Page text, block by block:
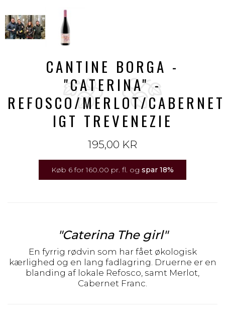
CANTINE BORGA -
"CATERINA" -
REFOSCO/MERLOT/CABERNET
IGT TREVENEZIE
195,00 KR
Køb 6 for 160.00 pr. fl. og spar 18%
"Caterina The girl"
En fyrrig rødvin som har fået økologisk
kærlighed og en lang fadlagring. Druerne er en
blanding af lokale Refosco, samt Merlot,
Cabernet Franc.